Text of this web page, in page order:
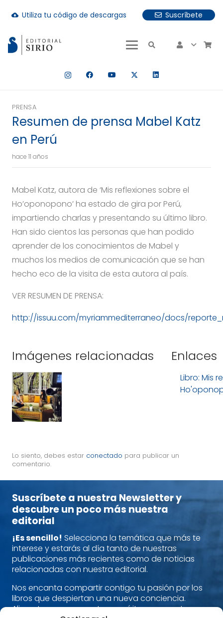
cloud_download Utiliza tu código de descargas
Suscríbete
hay resultados autocompletados, puedes utilizar las
PRENSA
Resumen de prensa Mabel Katz
en Perú
hace 11 años
Mabel Katz, autora de ‘Mis reflexiones sobre el
Ho’oponopono’ ha estado de gira por Perú,
impartiendo charlas y presentando su último libro.
Han sido cientos las personas que han podido
aprender de los conocimientos de Mabel y
muchos los medios de comunicación que se han
hecho eco de la visita de esta autora al país.
VER RESUMEN DE PRENSA:
http://issuu.com/myriammediterraneo/docs/
Imágenes relacionadas Enlaces
Libro: Mis
Lo siento, debes estar conectado para publicar un
comentario.
Suscríbete a nuestra Newsletter y
descubre un poco más nuestra
editorial
¡Es sencillo! Selecciona la temática que más te
interese y estarás al día tanto de nuestras
publicaciones más recientes como de noticias
relacionadas con nuestra editorial.
Nos encanta compartir contigo tu pasión por los
libros que despiertan una nueva conciencia.
Alimenta cuerpo, mente y espíritu con nuestras